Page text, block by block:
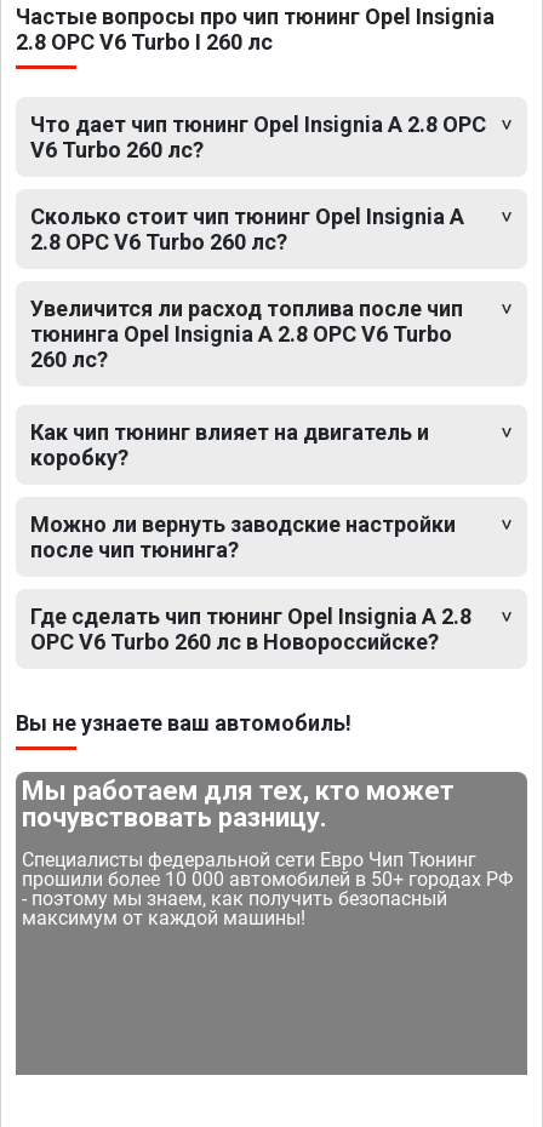
Частые вопросы про чип тюнинг Opel Insignia
2.8 OPC V6 Turbo I 260 лс
Что дает чип тюнинг Opel Insignia A 2.8 OPC
V6 Turbo 260 лс?
Сколько стоит чип тюнинг Opel Insignia A
2.8 OPC V6 Turbo 260 лс?
Увеличится ли расход топлива после чип
тюнинга Opel Insignia A 2.8 OPC V6 Turbo
260 лс?
Как чип тюнинг влияет на двигатель и
коробку?
Можно ли вернуть заводские настройки
после чип тюнинга?
Где сделать чип тюнинг Opel Insignia A 2.8
OPC V6 Turbo 260 лс в Новороссийске?
Вы не узнаете ваш автомобиль!
Мы работаем для тех, кто может
почувствовать разницу.
Специалисты федеральной сети Евро Чип Тюнинг
прошили более 10 000 автомобилей в 50+ городах РФ
- поэтому мы знаем, как получить безопасный
максимум от каждой машины!